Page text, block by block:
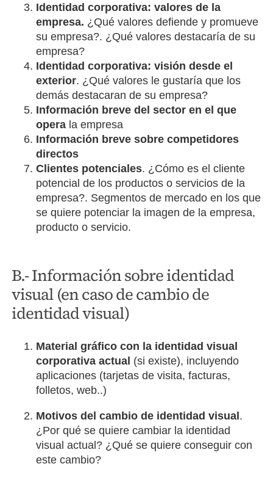
Identidad corporativa: valores de la
empresa. ¿Qué valores defiende y promueve
su empresa?. ¿Qué valores destacaría de su
empresa?
Identidad corporativa: visión desde el
exterior. ¿Qué valores le gustaría que los
demás destacaran de su empresa?
Información breve del sector en el que
opera la empresa
Información breve sobre competidores
directos
Clientes potenciales. ¿Cómo es el cliente
potencial de los productos o servicios de la
empresa?. Segmentos de mercado en los que
se quiere potenciar la imagen de la empresa,
producto o servicio.
B.- Información sobre identidad
visual (en caso de cambio de
identidad visual)
Material gráfico con la identidad visual
corporativa actual (si existe), incluyendo
aplicaciones (tarjetas de visita, facturas,
folletos, web..)
Motivos del cambio de identidad visual .
¿Por qué se quiere cambiar la identidad
visual actual? ¿Qué se quiere conseguir con
este cambio?